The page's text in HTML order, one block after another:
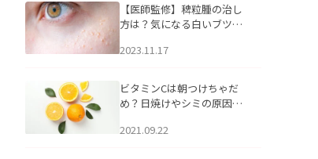
【医師監修】稗粒腫の治し
方は？気になる白いブツブ
アについて
2023.11.17
ビタミンCは朝つけちゃだ
め？日焼けやシミの原因に
2021.09.22